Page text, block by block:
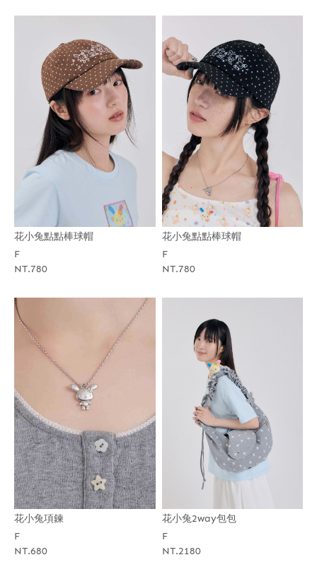
花小兔點點棒球帽
F
NT.780
花小兔點點棒球帽
F
NT.780
花小兔項鍊
F
NT.680
花小兔2way包包
F
NT.2180